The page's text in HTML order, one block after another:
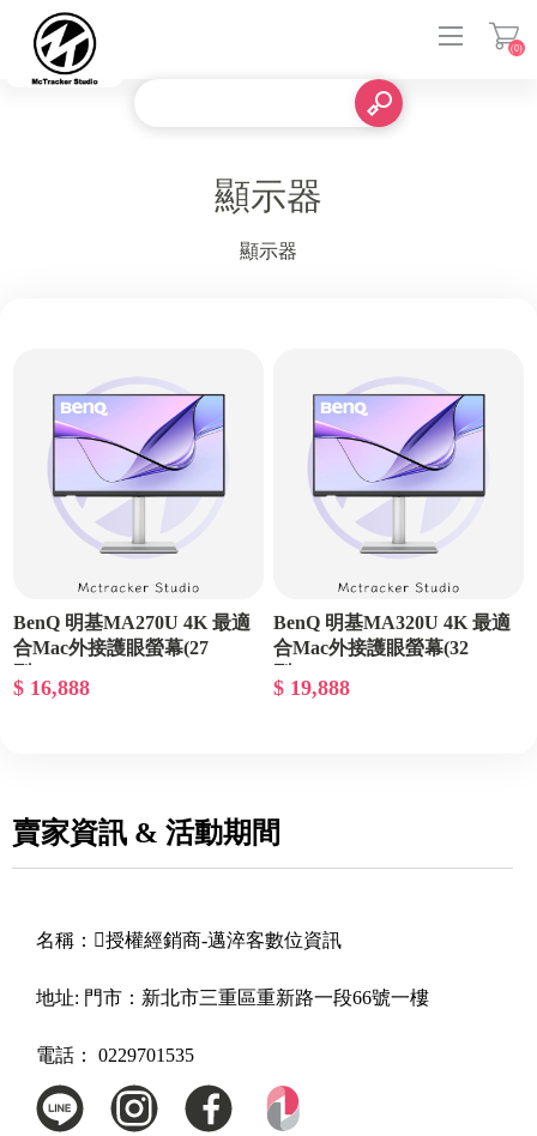
(0)
顯示器
顯示器
BenQ 明基MA270U 4K 最適
合Mac外接護眼螢幕(27
$ 16,888
BenQ 明基MA320U 4K 最適
合Mac外接護眼螢幕(32
$ 19,888
賣家資訊 & 活動期間
名稱： 授權經銷商-邁淬客數位資訊
地址: 門市：新北市三重區重新路一段66號一樓
電話： 0229701535